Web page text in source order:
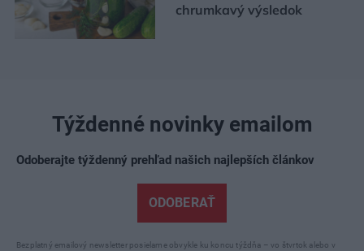
chrumkavý výsledok
Týždenné novinky emailom
Odoberajte týždenný prehľad našich najlepších článkov
ODOBERAŤ
Bezplatný emailový newsletter posielame obvykle ku koncu týždňa – vo štvrtok alebo v